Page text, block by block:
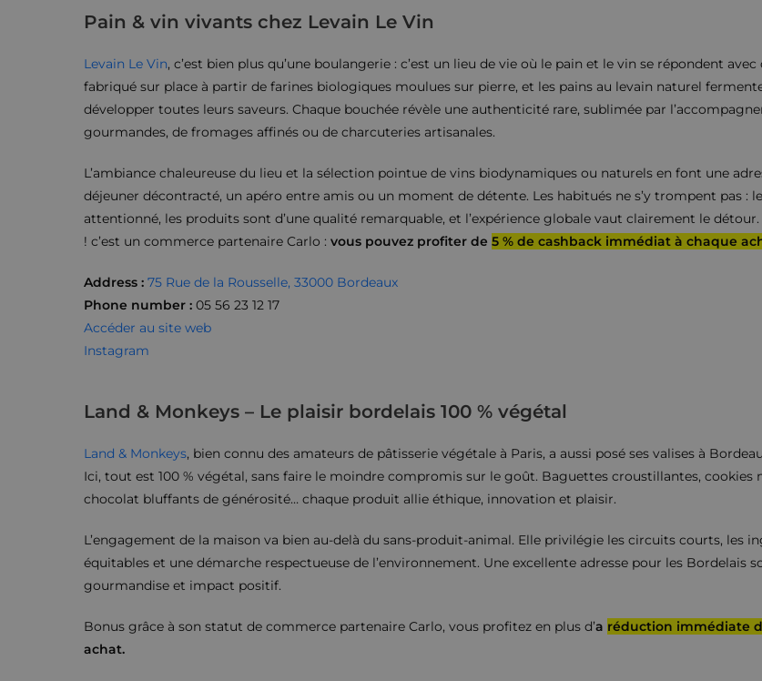
Pain & vin vivants chez Levain Le Vin
Levain Le Vin, c’est bien plus qu’une boulangerie : c’est un lieu de vie où le pain et le vin se répondent
fabriqué sur place à partir de farines biologiques moulues sur pierre, et les pains au levain naturel
développer toutes leurs saveurs. Chaque bouchée révèle une authenticité rare, sublimée par
gourmandes, de fromages affinés ou de charcuteries artisanales.
L’ambiance chaleureuse du lieu et la sélection pointue de vins biodynamiques ou naturels en font une
déjeuner décontracté, un apéro entre amis ou un moment de détente. Les habitués ne s’y trompent pas :
attentionné, les produits sont d’une qualité remarquable, et l’expérience globale vaut clairement le
! c’est un commerce partenaire Carlo : vous pouvez profiter de 5 % de cashback immédiat à chaque
Address : 75 Rue de la Rousselle, 33000 Bordeaux
Phone number : 05 56 23 12 17
Accéder au site web
Instagram
Land & Monkeys – Le plaisir bordelais 100 % végétal
Land & Monkeys, bien connu des amateurs de pâtisserie végétale à Paris, a aussi posé ses valises à
Ici, tout est 100 % végétal, sans faire le moindre compromis sur le goût. Baguettes croustillantes, cookies
chocolat bluffants de générosité… chaque produit allie éthique, innovation et plaisir.
L’engagement de la maison va bien au-delà du sans-produit-animal. Elle privilégie les circuits courts, les
équitables et une démarche respectueuse de l’environnement. Une excellente adresse pour les Bordelais
gourmandise et impact positif.
Bonus grâce à son statut de commerce partenaire Carlo, vous profitez en plus d’a réduction immédiate
achat.